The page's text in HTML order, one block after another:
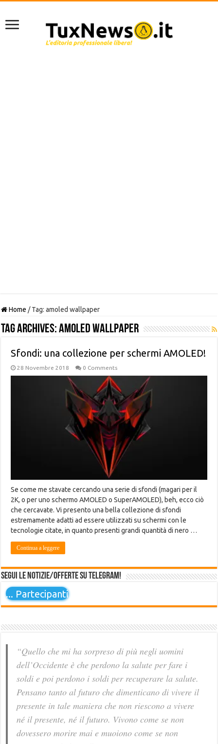
Home / Tag:amoled wallpaper
Tag Archives:amoled wallpaper
Sfondi: una collezione per schermi AMOLED!
28 Novembre 2018 0 Comments
Se come me stavate cercando una serie di sfondi (magari per il
2K, o per uno schermo AMOLED o SuperAMOLED), beh, ecco ciò
che cercavate. Vi presento una bella collezione di sfondi
estremamente adatti ad essere utilizzati su schermi con le
tecnologie citate, in quanto presenti grandi quantità di nero …
Continua a leggere
Segui le notizie/offerte su Telegram!
... Partecipanti
“Quello che mi ha sorpreso di più negli uomini
dell’Occidente è che perdono la salute per fare i
soldi e poi perdono i soldi per recuperare la salute.
Pensano tanto al futuro che dimenticano di vivere il
presente in tale maniera che non riescono a vivere
né il presente, né il futuro. Vivono come se non
dovessero morire mai e muoiono come se non